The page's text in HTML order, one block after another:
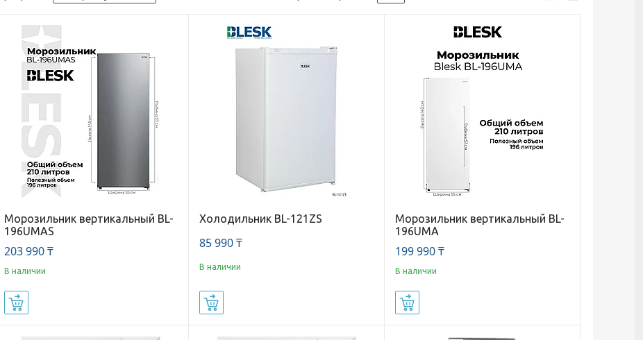
Морозильник вертикальный BL-
196UMAS
203 990 ₸
В наличии
Холодильник BL-121ZS
85 990 ₸
В наличии
Морозильник вертикальный BL-
196UMA
199 990 ₸
В наличии